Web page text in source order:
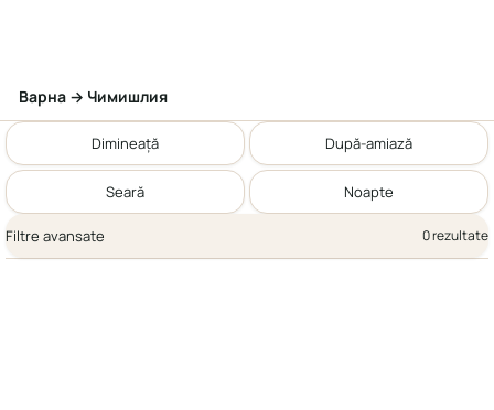
Варна → Чимишлия
Dimineață După-amiază
Seară Noapte
Filtre avansate 0 rezultate